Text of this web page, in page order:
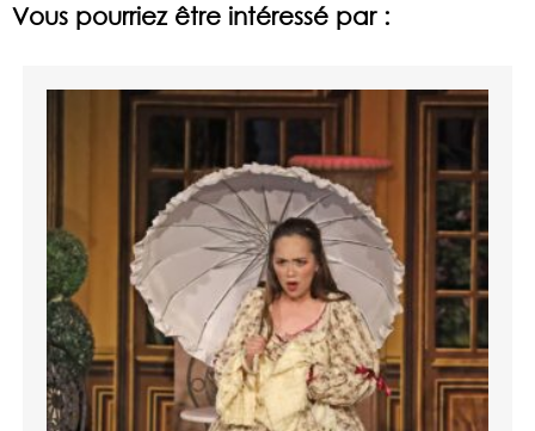
Vous pourriez être intéressé par :